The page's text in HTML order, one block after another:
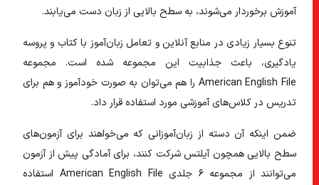
آموزش برخوردار می‌شوند، به سطح بالایی از زبان دست می‌یابند.
تنوع بسیار زیادی در منابع آنلاین و تعامل زبان‌آموز با کتاب و پروسه
یادگیری، باعث جذابیت این مجموعه شده است. مجموعه
American English File را هم می‌توان به صورت خود‌آموز و هم برای
تدریس در کلاس‌های آموزشی مورد استفاده قرار داد.
ضمن اینکه آن دسته از زبان‌آموزانی که می‌خواهند برای آزمون‌های
سطح بالایی همچون آیلتس شرکت کنند، برای آمادگی پیش از آزمون
می‌توانند از مجموعه ۶ جلدی American English File استفاده